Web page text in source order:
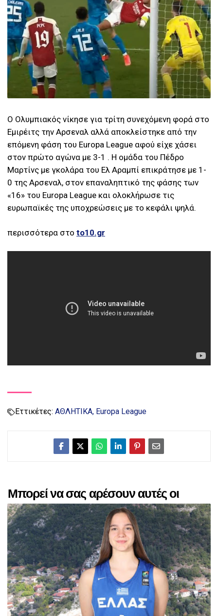
Ο Ολυμπιακός νίκησε για τρίτη συνεχόμενη φορά στο
Εμιρέιτς την Αρσεναλ αλλά αποκλείστηκε από την
επόμενη φάση του Europa League αφού είχε χάσει
στον πρώτο αγώνα με 3-1 . Η ομάδα του Πέδρο
Μαρτίνς με γκολάρα του Ελ Αραμπί επικράτησε με 1-
0 της Αρσεναλ, στον επαναληπτικό της φάσης των
«16» του Europa League και ολοκλήρωσε τις
ευρωπαϊκές της υποχρεώσεις με το κεφάλι ψηλά.
περισσότερα στο to10.gr
Εττικέτες: ΑΘΛΗΤΙΚΑ Europa League
Μπορεί να σας αρέσουν αυτές οι
αναρτήσεις